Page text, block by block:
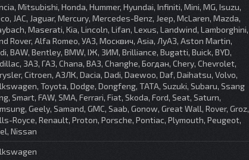
Mitsubishi, Honda, Hummer, Hyundai, Infiniti, Mini, MG, Isuzu,
JAC, Jaguar, Mercury, Mercedes-Benz, Jeep, McLaren, Mazda,
Maserati, Kia, Lincoln, Lifan, Lexus, Landwind, Lamborghini,
Rover, Alfa Romeo, УАЗ, Москвич, Asia, ЛуАЗ, Aston Martin,
BAW, Bentley, BMW, ІЖ, ЗИМ, Brilliance, Bugatti, Buick, BYD,
ЗАЗ, ГАЗ, Chana, ВАЗ, Changhe, Богдан, Chery, Chevrolet,
Citroen, АЗЛК, Dacia, Dadi, Daewoo, Daf, Daihatsu, Volvo,
Toyota, Dodge, Dongfeng, TATA, Suzuki, Subaru, Ssang
Smart, FAW, SMA, Ferrari, Fiat, Skoda, Ford, Seat, Saturn,
Geely, Samand, GMC, Saab, Gonow, Great Wall, Rover, Groz,
Royce, Renault, Proton, Porsche, Pontiac, Plymouth, Peugeot,
Nissan